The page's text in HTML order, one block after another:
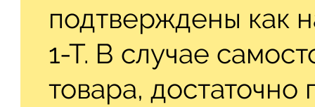
подтверждены как
1-Т. В случае
товара, достаточно